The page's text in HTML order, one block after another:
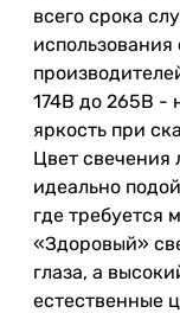
всего срока
174В до 265В -
яркость при
Цвет
идеально
где требуется
«Здоровый»
глаза, а
естественные